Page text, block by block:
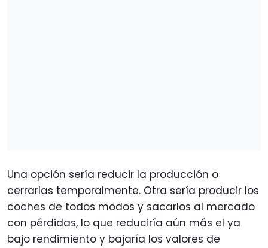
Una opción sería reducir la producción o
cerrarlas temporalmente. Otra sería producir los
coches de todos modos y sacarlos al mercado
con pérdidas, lo que reduciría aún más el ya
bajo rendimiento y bajaría los valores de